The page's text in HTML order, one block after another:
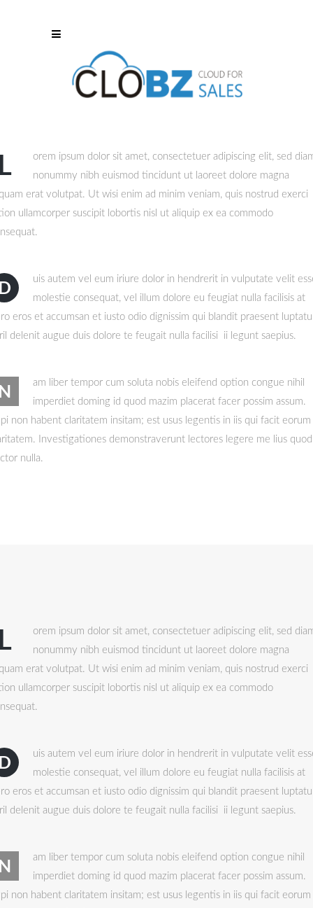
orem ipsum dolor sit amet, consectetuer adipiscing elit, sed
nonummy nibh euismod tincidunt ut laoreet dolore magna
erat volutpat. Ut wisi enim ad minim veniam, quis nostrud exerci
ullamcorper suscipit lobortis nisl ut aliquip ex ea commodo
uis autem vel eum iriure dolor in hendrerit in vulputate velit
molestie consequat, vel illum dolore eu feugiat nulla facilisis at
eros et accumsan et iusto odio dignissim qui blandit praesent
delenit augue duis dolore te feugait nulla facilisi ii legunt saepius.
am liber tempor cum soluta nobis eleifend option congue nihil
imperdiet doming id quod mazim placerat facer possim assum.
non habent claritatem insitam; est usus legentis in iis qui facit eorum
Investigationes demonstraverunt lectores legere me lius quod
nulla.
orem ipsum dolor sit amet, consectetuer adipiscing elit, sed
nonummy nibh euismod tincidunt ut laoreet dolore magna
erat volutpat. Ut wisi enim ad minim veniam, quis nostrud exerci
ullamcorper suscipit lobortis nisl ut aliquip ex ea commodo
uis autem vel eum iriure dolor in hendrerit in vulputate velit
molestie consequat, vel illum dolore eu feugiat nulla facilisis at
eros et accumsan et iusto odio dignissim qui blandit praesent
delenit augue duis dolore te feugait nulla facilisi ii legunt saepius.
am liber tempor cum soluta nobis eleifend option congue nihil
imperdiet doming id quod mazim placerat facer possim assum.
non habent claritatem insitam; est usus legentis in iis qui facit eorum